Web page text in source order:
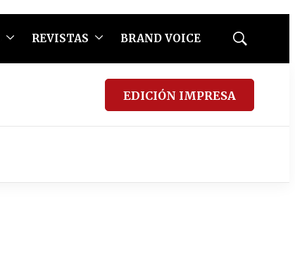
REVISTAS BRAND VOICE
Mostrar
EDICIÓN IMPRESA